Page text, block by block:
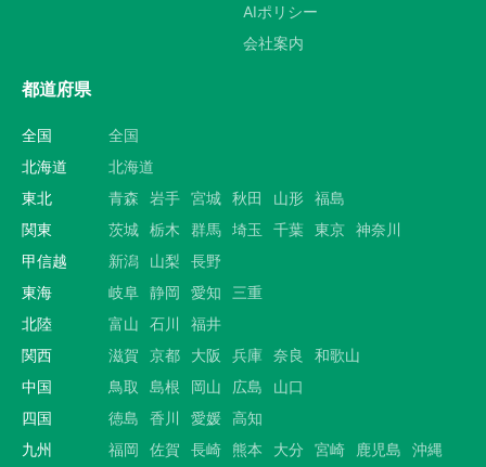
AIポリシー
会社案内
都道府県
全国
全国
北海道
北海道
東北
青森 岩手 宮城 秋田 山形 福島
関東
茨城 栃木 群馬 埼玉 千葉 東京 神奈川
甲信越
新潟 山梨
長野
東海
岐阜 静岡 愛知
三重
北陸
富山 石川
福井
関西
滋賀 京都 大阪 兵庫 奈良
和歌山
中国
鳥取 島根 岡山 広島
山口
四国
徳島 香川 愛媛 高知
九州
福岡 佐賀 長崎 熊本 大分 宮崎 鹿児島 沖縄